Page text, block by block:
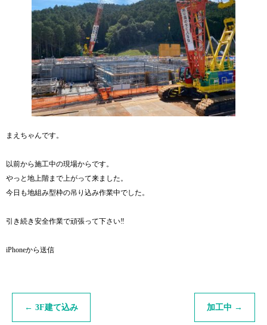
まえちゃんです。
以前から施工中の現場からです。
やっと地上階まで上がって来ました。
今日も地組み型枠の吊り込み作業中でした。
引き続き安全作業で頑張って下さい‼︎
iPhoneから送信
← 3F建て込み 加工中 →